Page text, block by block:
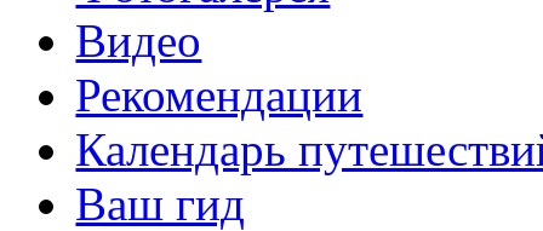
Видео
Рекомендации
Календарь
Ваш гид